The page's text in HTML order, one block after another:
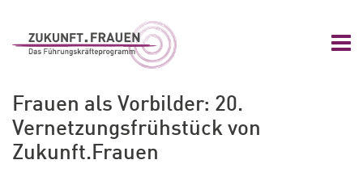
Zukunft.Frauen
Frauen als Vorbilder: 20.
Vernetzungsfrühstück von
Zukunft.Frauen